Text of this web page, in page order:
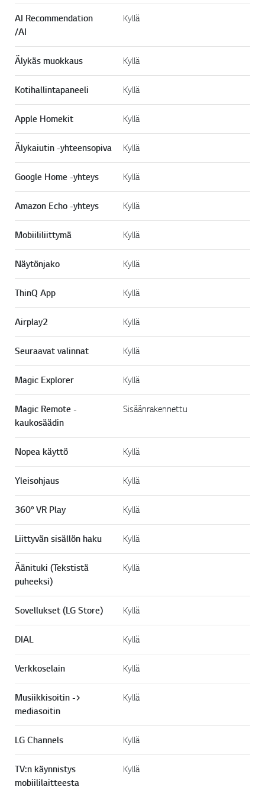
AI Recommendation
/AI
Kyllä
Älykäs muokkaus Kyllä
Kotihallintapaneeli Kyllä
Apple Homekit Kyllä
Älykaiutin -yhteensopiva Kyllä
Google Home -yhteys Kyllä
Amazon Echo -yhteys Kyllä
Mobiililiittymä Kyllä
Näytönjako Kyllä
ThinQ App Kyllä
Airplay2 Kyllä
Seuraavat valinnat Kyllä
Magic Explorer Kyllä
Magic Remote -
kaukosäädin
Sisäänrakennettu
Nopea käyttö Kyllä
Yleisohjaus Kyllä
360° VR Play Kyllä
Liittyvän sisällön haku Kyllä
Äänituki (Tekstistä
puheeksi)
Kyllä
Sovellukset (LG Store) Kyllä
DIAL Kyllä
Verkkoselain Kyllä
Musiikkisoitin ->
mediasoitin
Kyllä
LG Channels Kyllä
TV:n käynnistys
mobiililaitteesta
Kyllä